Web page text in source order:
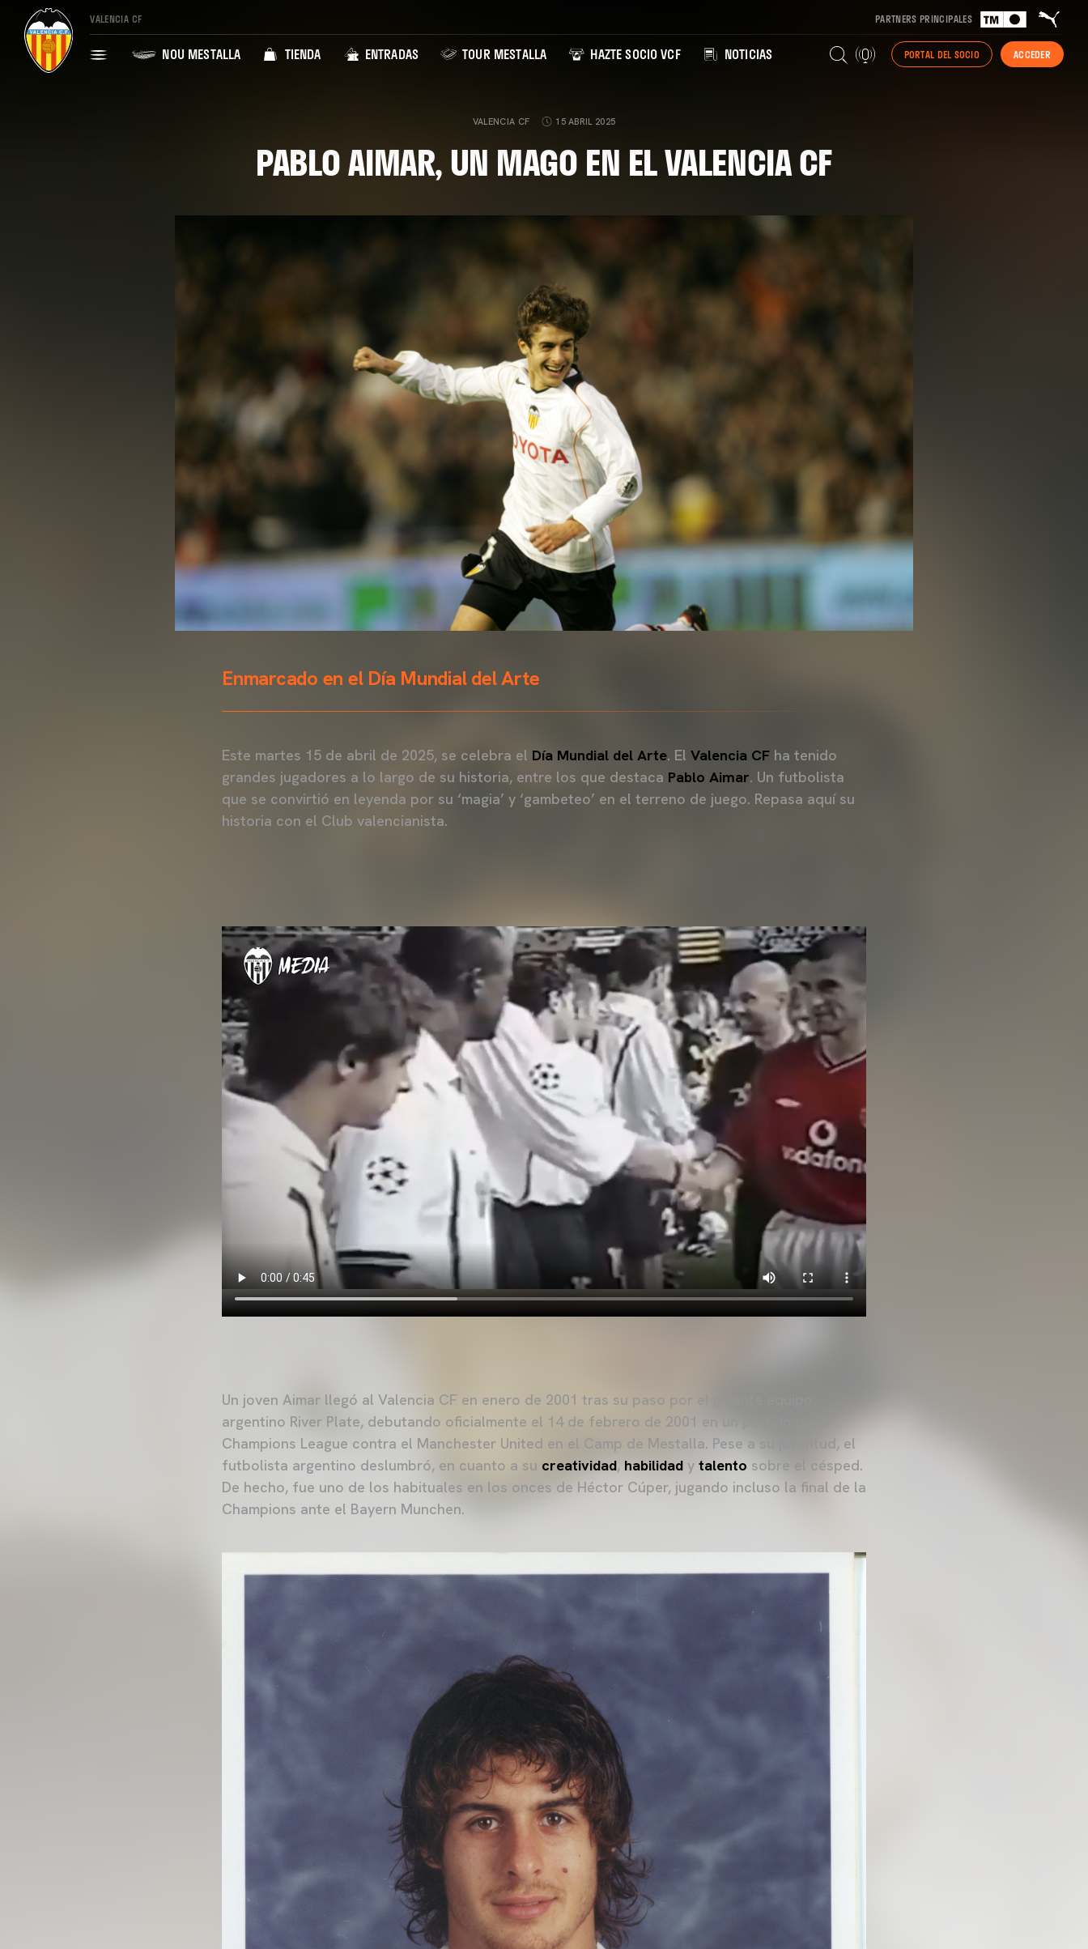
VALENCIA CF PARTNERS PRINCIPALES
NOU MESTALLA TIENDA ENTRADAS TOUR MESTALLA HAZTE SOCIO VCF NOTICIAS PORTAL DEL SOCIO ACCEDER
VALENCIA CF 15 ABRIL 2025
PABLO AIMAR, UN MAGO EN EL VALENCIA CF
Enmarcado en el Día Mundial del Arte
Este martes 15 de abril de 2025, se celebra el Día Mundial del Arte. El Valencia CF ha tenido
grandes jugadores a lo largo de su historia, entre los que destaca Pablo Aimar. Un futbolista
que se convirtió en leyenda por su ‘magia’ y ‘gambeteo’ en el terreno de juego. Repasa aquí su
historia con el Club valencianista.
Un joven Aimar llegó al Valencia CF en enero de 2001 tras su paso por el gigante equipo
argentino River Plate, debutando oficialmente el 14 de febrero de 2001 en un partido de la
Champions League contra el Manchester United en el Camp de Mestalla. Pese a su juventud, el
futbolista argentino deslumbró, en cuanto a su creatividad, habilidad y talento sobre el césped.
De hecho, fue uno de los habituales en los onces de Héctor Cúper, jugando incluso la final de la
Champions ante el Bayern Munchen.